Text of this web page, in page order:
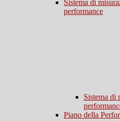
Sistema di
performance
Sistema di
Piano della